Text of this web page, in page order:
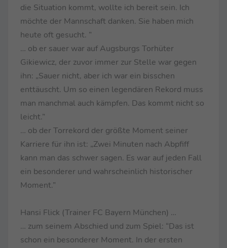
die Situation kommt, wollte ich bereit sein. Ich
möchte der Mannschaft danken. Sie haben mich
heute oft gesucht. ”
… ob er sauer war auf Augsburgs Torhüter
Gikiewicz, der zuvor immer zur Stelle war gegen
ihn: „Sauer nicht, aber ich war ein bisschen
enttäuscht. Um so einen legendären Rekord muss
man manchmal auch kämpfen. Das kommt nicht so
leicht.”
… ob der Torrekord der größte Moment seiner
Karriere für ihn ist: „Zwei Minuten nach Abpfiff
kann man das schwer sagen. Es war auf jeden Fall
ein besonderer und wahrscheinlich historischer
Moment.”
Hansi Flick (Trainer FC Bayern München) …
… zum seinem Abschied und zum Spiel: “Das ist
schon ein besonderer Moment. In der ersten